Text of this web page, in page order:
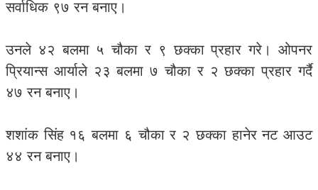
सर्वाधिक ९७ रन बनाए।
उनले ४२ बलमा ५ चौका र ९ छक्का प्रहार गरे। ओपनर
प्रियान्स आर्याले २३ बलमा ७ चौका र २ छक्का प्रहार गर्दै
४७ रन बनाए।
शशांक सिंह १६ बलमा ६ चौका र २ छक्का हानेर नट आउट
४४ रन बनाए।